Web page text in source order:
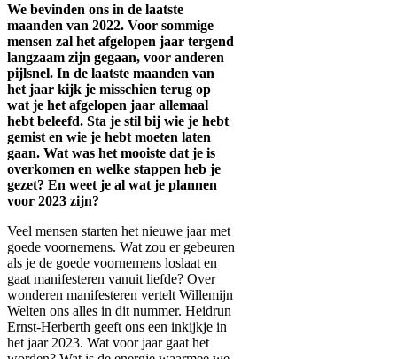
We bevinden ons in de laatste
maanden van 2022. Voor sommige
mensen zal het afgelopen jaar tergend
langzaam zijn gegaan, voor anderen
pijlsnel. In de laatste maanden van
het jaar kijk je misschien terug op
wat je het afgelopen jaar allemaal
hebt beleefd. Sta je stil bij wie je hebt
gemist en wie je hebt moeten laten
gaan. Wat was het mooiste dat je is
overkomen en welke stappen heb je
gezet? En weet je al wat je plannen
voor 2023 zijn?
Veel mensen starten het nieuwe jaar met
goede voornemens. Wat zou er gebeuren
als je de goede voornemens loslaat en
gaat manifesteren vanuit liefde? Over
wonderen manifesteren vertelt Willemijn
Welten ons alles in dit nummer. Heidrun
Ernst-Herberth geeft ons een inkijkje in
het jaar 2023. Wat voor jaar gaat het